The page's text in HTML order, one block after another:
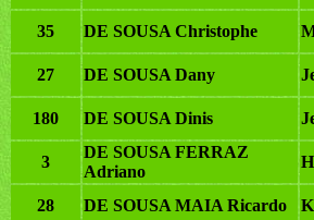
35 DE SOUSA Christophe
27 DE SOUSA Dany
180 DE SOUSA Dinis
3
DE SOUSA FERRAZ
Adriano
28 DE SOUSA MAIA Ricardo